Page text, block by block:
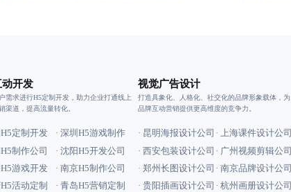
开发
需求进行H5定制开发，助力企业打通线上
渠道，提高流量转化。
H5定制开发
H5制作公司
H5游戏开发
H5活动定制
· 深圳H5游戏制作
· 沈阳H5开发公司
· 南京H5制作公司
· 青岛H5营销定制
视觉广告设计
打造具象化、人格化、社交化的品牌形象载体，为
品牌互动营销提供更高维度的竞争力。
· 昆明海报设计公司
· 西安包装设计公司
· 郑州长图设计公司
· 贵阳插画设计公司
· 上海课件设计公司
· 广州视频剪辑公司
· 南京品牌设计公司
· 杭州画册设计公司